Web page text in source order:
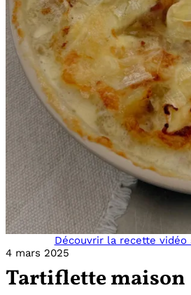
Découvrir la recette vidéo
4 mars 2025
Tartiflette maison